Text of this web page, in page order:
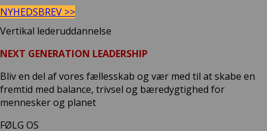
NYHEDSBREV >>
Vertikal lederuddannelse
NEXT GENERATION LEADERSHIP
Bliv en del af vores fællesskab og vær med til at skabe en
fremtid med balance, trivsel og bæredygtighed for
mennesker og planet
FØLG OS